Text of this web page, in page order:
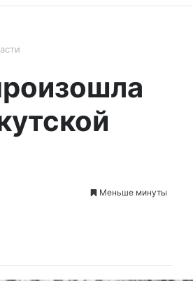
Меньше минуты